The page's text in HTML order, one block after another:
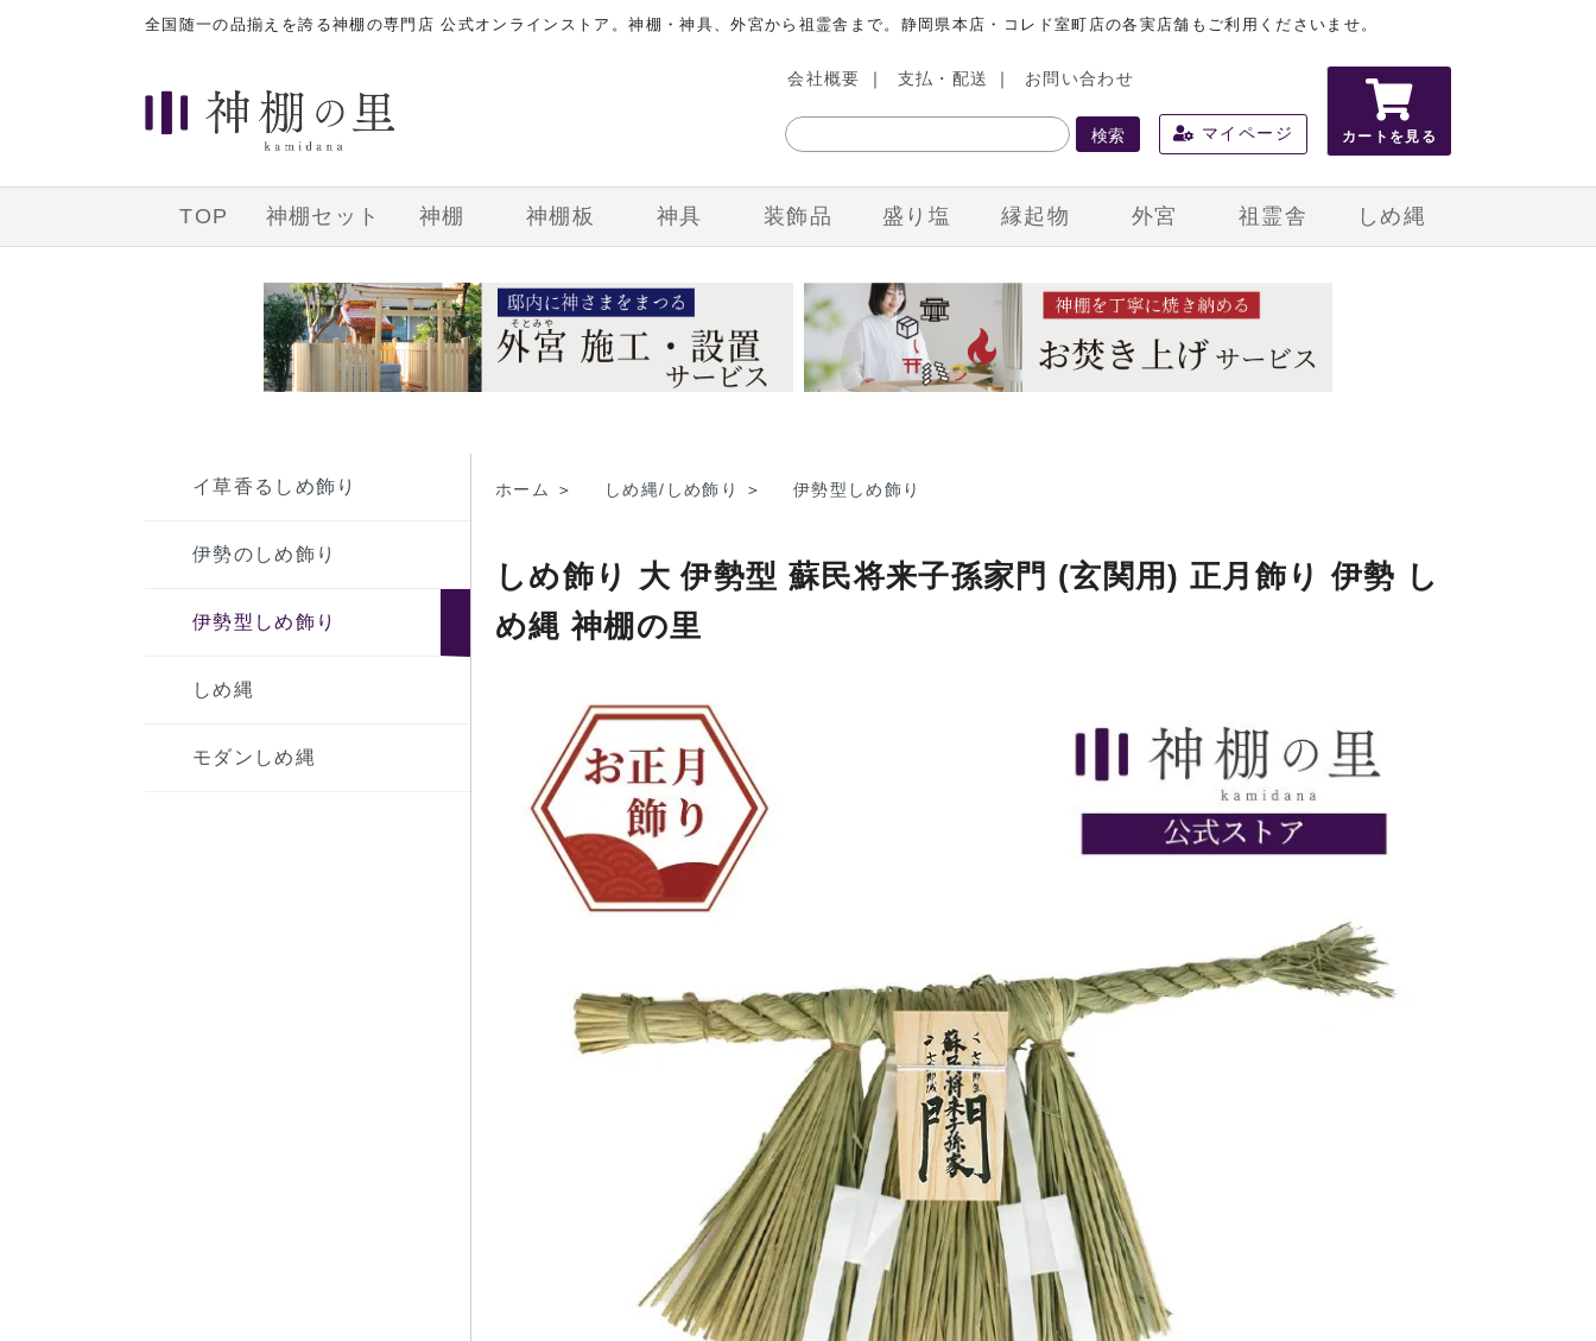
全国随一の品揃えを誇る神棚の専門店 公式オンラインストア。神棚・神具、外宮から祖霊舎まで。静岡県本店・コレド室町店の各実店舗もご利用くださいませ。
会社概要 支払・配送 お問い合わせ
検索 マイページ カートを見る
TOP 神棚セット 神棚 神棚板 神具 装飾品 盛り塩 縁起物 外宮 祖霊舎 しめ縄
イ草香るしめ飾り
伊勢のしめ飾り
伊勢型しめ飾り
しめ縄
モダンしめ縄
ホーム ＞ しめ縄/しめ飾り ＞ 伊勢型しめ飾り
しめ飾り 大 伊勢型 蘇民将来子孫家門 (玄関用) 正月飾り 伊勢 し
め縄 神棚の里